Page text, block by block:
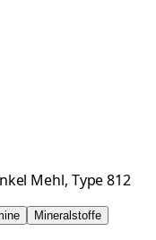
Mehl, Type 812
Mineralstoffe